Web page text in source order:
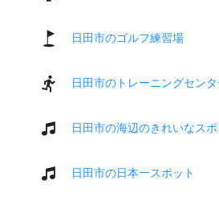
日田市のゴルフ練習場
日田市のトレーニングセン
日田市の海辺のきれいなス
日田市の日本一スポット